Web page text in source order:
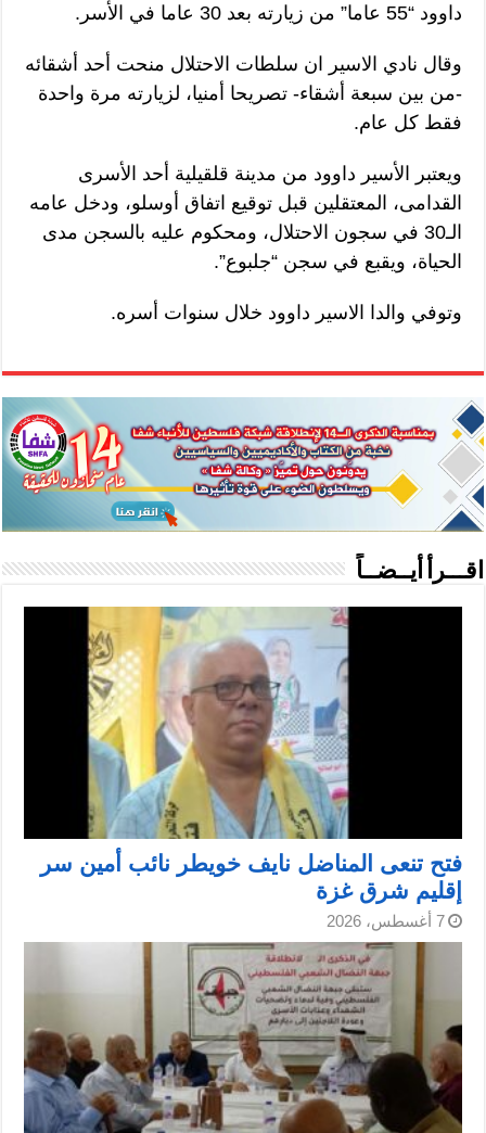
داوود “55 عاما” من زيارته بعد 30 عاما في الأسر.
وقال نادي الاسير ان سلطات الاحتلال منحت أحد أشقائه
-من بين سبعة أشقاء- تصريحا أمنيا، لزيارته مرة واحدة
فقط كل عام.
ويعتبر الأسير داوود من مدينة قلقيلية أحد الأسرى
القدامى، المعتقلين قبل توقيع اتفاق أوسلو، ودخل عامه
الـ30 في سجون الاحتلال، ومحكوم عليه بالسجن مدى
الحياة، ويقبع في سجن “جلبوع”.
وتوفي والدا الاسير داوود خلال سنوات أسره.
اقـــرأ أيــضــاً
فتح تنعى المناضل نايف خويطر نائب أمين سر
إقليم شرق غزة
7 أغسطس، 2026